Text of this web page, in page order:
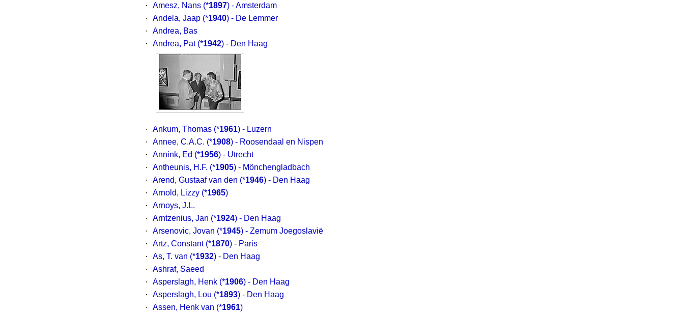
·
Amesz, Nans (*1897) - Amsterdam
·
Andela, Jaap (*1940) - De Lemmer
·
Andrea, Bas
·
Andrea, Pat (*1942) - Den Haag
· Ankum, Thomas (*1961) - Luzern
·
Annee, C.A.C. (*1908) - Roosendaal en Nispen
·
Annink, Ed (*1956) - Utrecht
·
Antheunis, H.F. (*1905) - Mönchengladbach
·
Arend, Gustaaf van den (*1946) - Den Haag
·
Arnold, Lizzy (*1965)
·
Arnoys, J.L.
·
Arntzenius, Jan (*1924) - Den Haag
·
Arsenovic, Jovan (*1945) - Zemum Joegoslavië
·
Artz, Constant (*1870) - Paris
·
As, T. van (*1932) - Den Haag
·
Ashraf, Saeed
·
Asperslagh, Henk (*1906) - Den Haag
·
Asperslagh, Lou (*1893) - Den Haag
·
Assen, Henk van (*1961)